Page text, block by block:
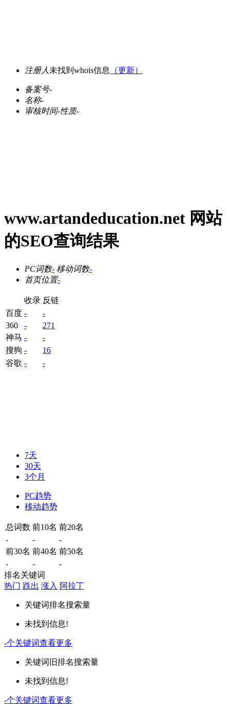
注册人 未找到whois信息 （更新）
备案号-
名称-
审核时间-性质-
www.artandeducation.net 网站
的SEO查询结果
PC词数- 移动词数-
首页位置-
收录 反链
百度 -
-
360
-
271
神马 -
-
搜狗 -
16
谷歌 - -
7天
30天
3个月
PC趋势
移动趋势
总词数 前10名 前20名
-
-
-
前30名 前40名 前50名
-
-
-
排名关键词
热门 跌出 涨入 阿拉丁
关键词排名搜索量
未找到信息!
-个关键词查看更多
关键词 旧排名搜索量
未找到信息!
-个关键词查看更多